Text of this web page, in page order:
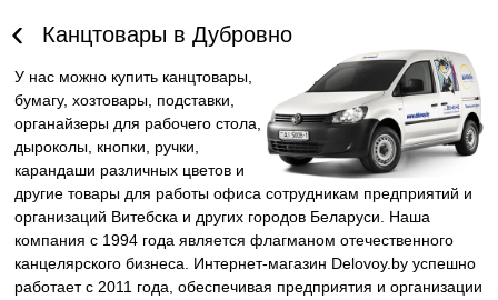
Канцтовары в Дубровно
У нас можно купить канцтовары,
бумагу, хозтовары, подставки,
органайзеры для рабочего стола,
дыроколы, кнопки, ручки,
карандаши различных цветов и
другие товары для работы офиса сотрудникам предприятий и
организаций Витебска и других городов Беларуси. Наша
компания c 1994 года является флагманом отечественного
канцелярского бизнеса. Интернет-магазин Delovoy.by успешно
работает с 2011 года, обеспечивая предприятия и организации